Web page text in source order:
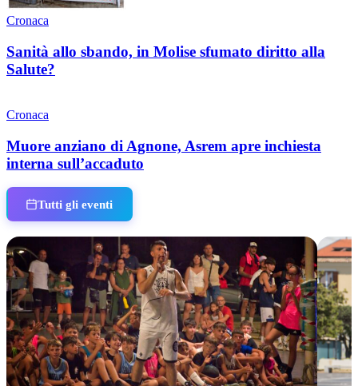
Cronaca
Sanità allo sbando, in Molise sfumato diritto alla
Salute?
Cronaca
Muore anziano di Agnone, Asrem apre inchiesta
interna sull’accaduto
Tutti gli eventi